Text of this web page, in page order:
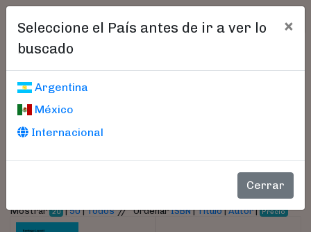
Seleccione el País antes de ir a ver lo
buscado
×
Argentina
México
Internacional
Cerrar
Libros encontrados
Parámetros
Mostrar 20 |50|Todos//OrdenarISBN|Título|Autor| Precio